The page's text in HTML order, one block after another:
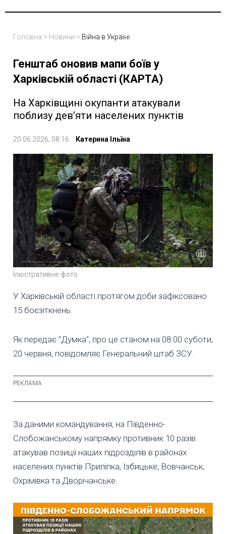
Головна > Новини > Війна в Україні
Генштаб оновив мапи боїв у
Харківській області (КАРТА)
На Харківщині окупанти атакували
поблизу дев’яти населених пунктів
20.06.2026, 08:16 Катерина Ільїна
Ілюстративне фото
У Харківській області протягом доби зафіксовано
15 боєзіткнень.
Як передає "Думка", про це станом на 08:00 суботи,
20 червня, повідомляє Генеральний штаб ЗСУ.
За даними командування, на Південно-
Слобожанському напрямку противник 10 разів
атакував позиції наших підрозділів в районах
населених пунктів Приліпка, Ізбицьке, Вовчанськ,
Охрімівка та Дворічанське.